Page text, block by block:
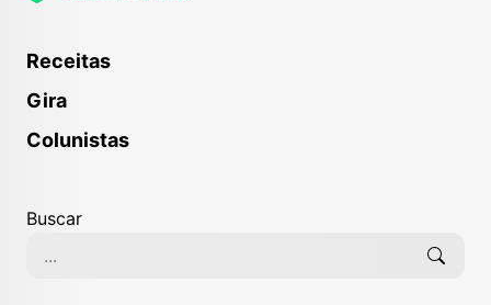
Receitas
Gira
Colunistas
Buscar